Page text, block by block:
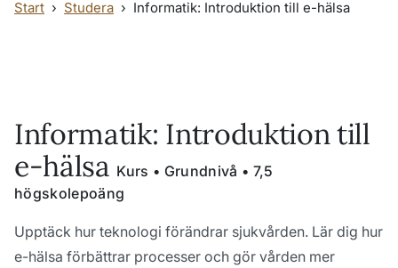
Start Studera Informatik: Introduktion till e-hälsa
Informatik: Introduktion till
e-hälsa Kurs • Grundnivå • 7,5
högskolepoäng
Upptäck hur teknologi förändrar sjukvården. Lär dig hur
e-hälsa förbättrar processer och gör vården mer